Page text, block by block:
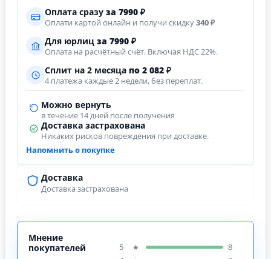
Доставка
Доставка застрахована
Оплата сразу за 7990 ₽
Оплати картой онлайн и получи скидку340 ₽
Для юрлиц за 7990 ₽
Оплата на расчётный счёт. Включая НДС 22%.
Сплит на 2 месяца по 2 082 ₽
4 платежа каждые 2 недели, без переплат.
Можно вернуть
в течение 14 дней после получения
Доставка застрахована
Никаких рисков повреждения при доставке.
Напомнить о покупке
Мнение
покупателей
5 ★
8